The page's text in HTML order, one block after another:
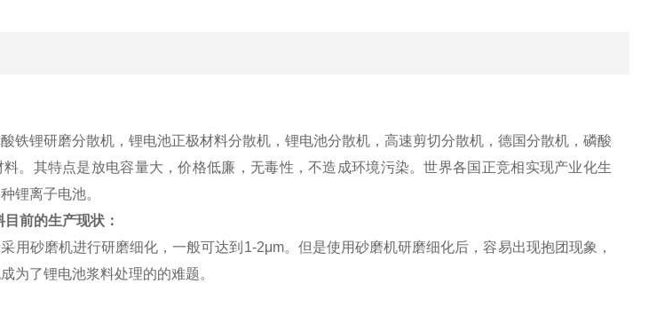
铁锂研磨分散机，锂电池正极材料分散机，锂电池分散机，高速剪切分散机，德国分散机，磷酸
。其特点是放电容量大，价格低廉，无毒性，不造成环境污染。世界各国正竞相实现产业化生
锂离子电池。
前的生产现状：
用砂磨机进行研磨细化，一般可达到1-2μm。但是使用砂磨机研磨细化后，容易出现抱团现象，
为了锂电池浆料处理的的难题。